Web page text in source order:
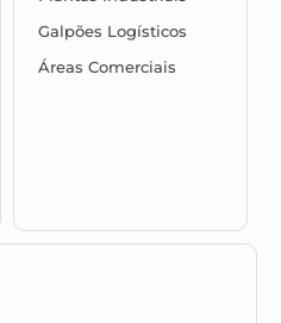
Galpões Logísticos
Áreas Comerciais